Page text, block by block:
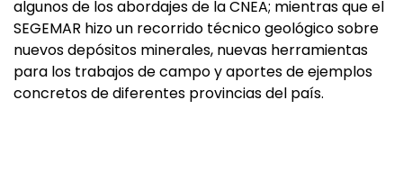
algunos de los abordajes de la CNEA; mientras que el
SEGEMAR hizo un recorrido técnico geológico sobre
nuevos depósitos minerales, nuevas herramientas
para los trabajos de campo y aportes de ejemplos
concretos de diferentes provincias del país.